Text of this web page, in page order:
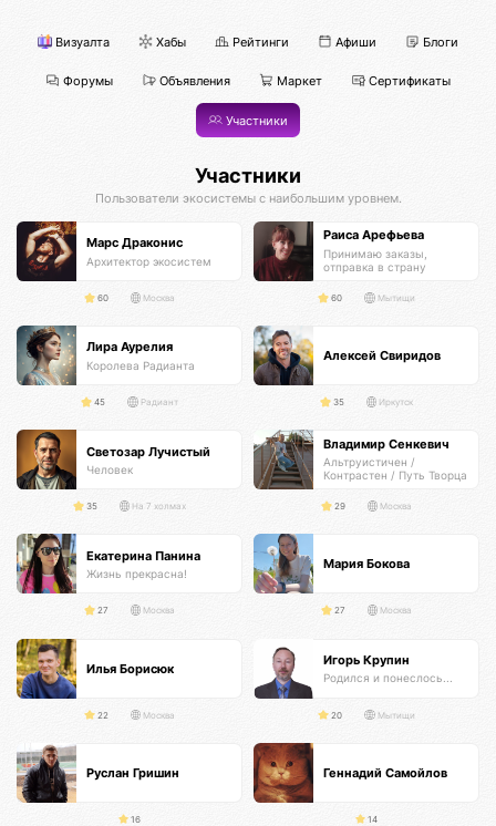
Визуалта Хабы Рейтинги Афиши Блоги
Форумы Объявления Маркет Сертификаты
Участники
Участники
Пользователи экосистемы с наибольшим уровнем.
Марс Драконис
Архитектор экосистем
60 Москва
Раиса Арефьева
Принимаю заказы,
отправка в страну
60 Мытищи
Лира Аурелия
Королева Радианта
45 Радиант
Алексей Свиридов
35 Иркутск
Светозар Лучистый
Человек
35 На 7 холмах
Владимир Сенкевич
Альтруистичен /
Контрастен / Путь Творца
29 Москва
Екатерина Панина
Жизнь прекрасна!
27 Москва
Мария Бокова
27 Москва
Илья Борисюк
22 Москва
Игорь Крупин
Родился и понеслось...
20 Мытищи
Руслан Гришин
16
Геннадий Самойлов
14